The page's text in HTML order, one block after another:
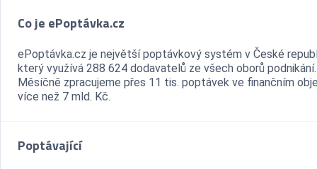
Co je ePoptávka.cz
ePoptávka.cz je největší poptávkový systém v České
který využívá 288 624 dodavatelů ze všech oborů podnikání.
Měsíčně zpracujeme přes 11 tis. poptávek ve finančním
více než 7 mld. Kč.
Poptávající